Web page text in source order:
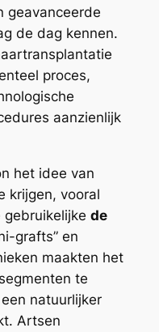
geavanceerde
de dag kennen.
proces,
aanzienlijk
het idee van
krijgen, vooral
de
grafts” en
maakten het
te
natuurlijker
Artsen